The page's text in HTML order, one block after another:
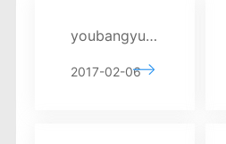
youbangyun.cn新版正式上线 重点推广云排名系列服务
2017-02-06